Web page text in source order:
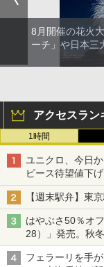
8月開催の花火
ーチ」や日本三
アクセスラン
1時間
ユニクロ、今日
ピース待望値下
【週末駅弁】東
はやぶさ50％オ
28）」発売。秋
フェラーリを手